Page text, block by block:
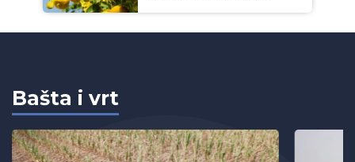
Bašta i vrt